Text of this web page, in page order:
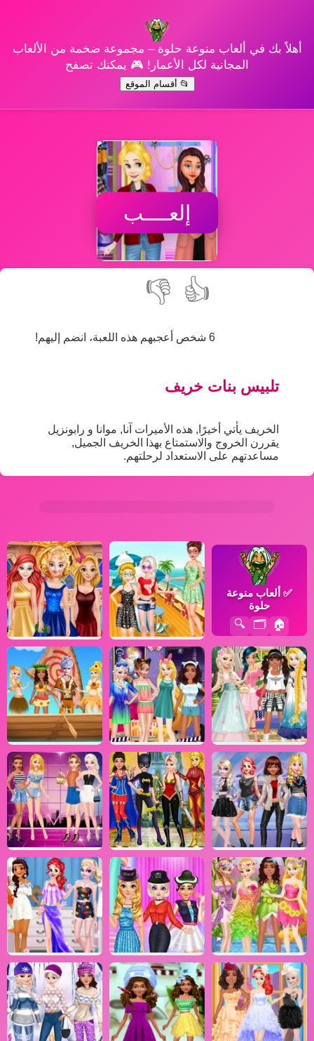
أهلاً بك في ألعاب منوعة حلوة – مجموعة ضخمة من الألعاب
المجانية لكل الأعمار! 🎮 يمكنك تصفح
📂 أقسام الموقع
إلعــــب
👍
👎
6 شخص أعجبهم هذه اللعبة، انضم إليهم!
تلبيس بنات خريف
الخريف يأتي أخيرًا, هذه الأميرات آنا, موانا و رابونزيل
يقررن الخروج والاستمتاع بهذا الخريف الجميل,
مساعدتهم على الاستعداد لرحلتهم.
✅ ألعاب منوعة
حلوة
🏠
🗂️
🔍